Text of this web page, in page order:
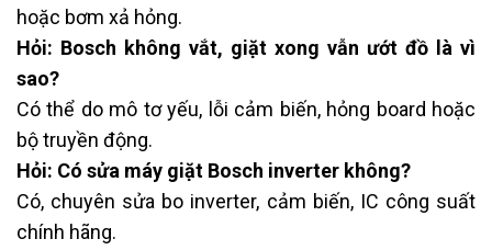
hoặc bơm xả hỏng.
Hỏi: Bosch không vắt, giặt xong vẫn ướt đồ là vì
sao?
Có thể do mô tơ yếu, lỗi cảm biến, hỏng board hoặc
bộ truyền động.
Hỏi: Có sửa máy giặt Bosch inverter không?
Có, chuyên sửa bo inverter, cảm biến, IC công suất
chính hãng.